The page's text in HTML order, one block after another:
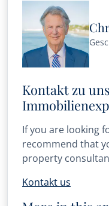
Kontakt zu
If you are looking
recommend that
property
Kontakt us